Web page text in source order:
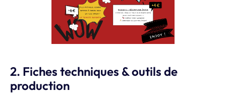
2. Fiches techniques & outils de
production